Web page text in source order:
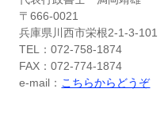
〒666-0021
兵庫県川西市栄根2-1-3-101
TEL：072-758-1874
FAX：072-774-1874
e-mail： こちらからどうぞ